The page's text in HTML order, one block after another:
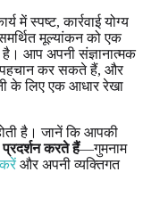
में स्पष्ट, कार्रवाई योग्य
मूल्यांकन को एक
है। आप अपनी संज्ञानात्मक
पहचान कर सकते हैं, और
के लिए एक आधार रेखा
है। जानें कि आपकी
करते हैं—गुमनाम
करें और अपनी व्यक्तिगत